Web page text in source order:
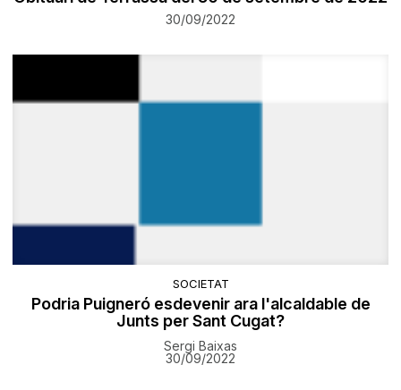
30/09/2022
SOCIETAT
Podria Puigneró esdevenir ara l'alcaldable de
Junts per Sant Cugat?
Sergi Baixas
30/09/2022